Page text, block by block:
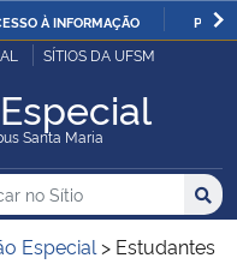
À INFORMAÇÃO
SÍTIOS DA UFSM
Santa Maria
no no Sítio
Especial > Estudantes